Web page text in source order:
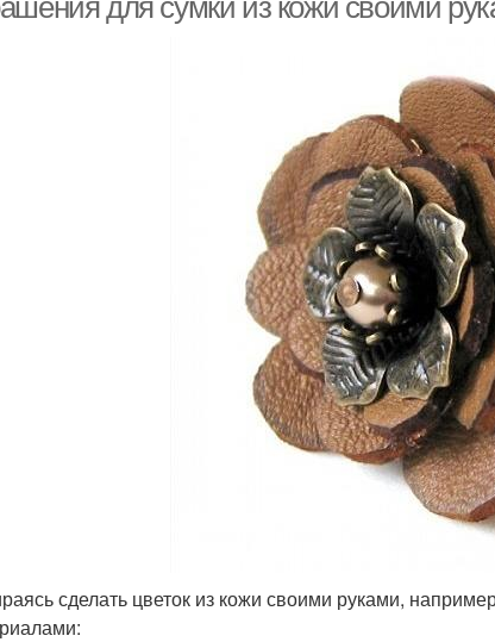
для сумки из кожи своими
сделать цветок из кожи своими руками,